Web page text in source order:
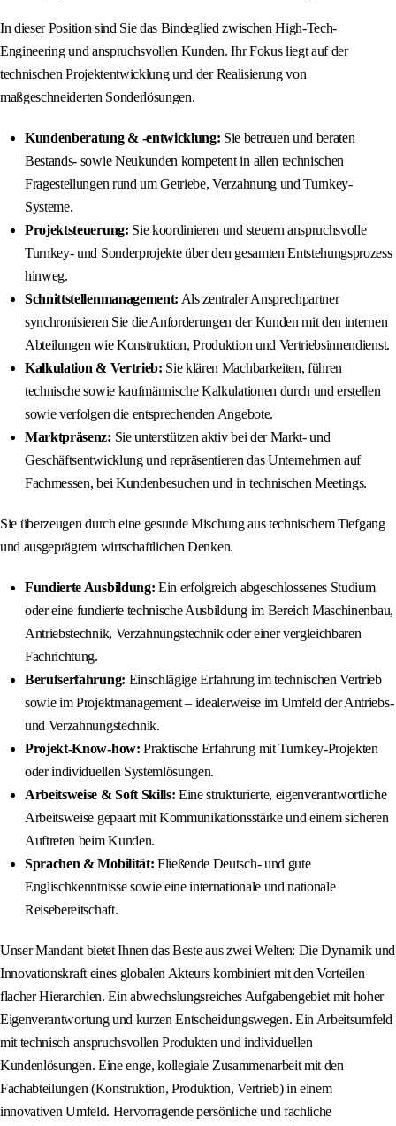
In dieser Position sind Sie das Bindeglied zwischen High-Tech-
Engineering und anspruchsvollen Kunden. Ihr Fokus liegt auf der
technischen Projektentwicklung und der Realisierung von
maßgeschneiderten Sonderlösungen.
Kundenberatung & -entwicklung: Sie betreuen und beraten
Bestands- sowie Neukunden kompetent in allen technischen
Fragestellungen rund um Getriebe, Verzahnung und Turnkey-
Systeme.
Projektsteuerung: Sie koordinieren und steuern anspruchsvolle
Turnkey- und Sonderprojekte über den gesamten Entstehungsprozess
hinweg.
Schnittstellenmanagement: Als zentraler Ansprechpartner
synchronisieren Sie die Anforderungen der Kunden mit den internen
Abteilungen wie Konstruktion, Produktion und Vertriebsinnendienst.
Kalkulation & Vertrieb: Sie klären Machbarkeiten, führen
technische sowie kaufmännische Kalkulationen durch und erstellen
sowie verfolgen die entsprechenden Angebote.
Marktpräsenz: Sie unterstützen aktiv bei der Markt- und
Geschäftsentwicklung und repräsentieren das Unternehmen auf
Fachmessen, bei Kundenbesuchen und in technischen Meetings.
Sie überzeugen durch eine gesunde Mischung aus technischem Tiefgang
und ausgeprägtem wirtschaftlichen Denken.
Fundierte Ausbildung: Ein erfolgreich abgeschlossenes Studium
oder eine fundierte technische Ausbildung im Bereich Maschinenbau,
Antriebstechnik, Verzahnungstechnik oder einer vergleichbaren
Fachrichtung.
Berufserfahrung: Einschlägige Erfahrung im technischen Vertrieb
sowie im Projektmanagement – idealerweise im Umfeld der Antriebs-
und Verzahnungstechnik.
Projekt-Know-how: Praktische Erfahrung mit Turnkey-Projekten
oder individuellen Systemlösungen.
Arbeitsweise & Soft Skills: Eine strukturierte, eigenverantwortliche
Arbeitsweise gepaart mit Kommunikationsstärke und einem sicheren
Auftreten beim Kunden.
Sprachen & Mobilität: Fließende Deutsch- und gute
Englischkenntnisse sowie eine internationale und nationale
Reisebereitschaft.
Unser Mandant bietet Ihnen das Beste aus zwei Welten: Die Dynamik und
Innovationskraft eines globalen Akteurs kombiniert mit den Vorteilen
flacher Hierarchien. Ein abwechslungsreiches Aufgabengebiet mit hoher
Eigenverantwortung und kurzen Entscheidungswegen. Ein Arbeitsumfeld
mit technisch anspruchsvollen Produkten und individuellen
Kundenlösungen. Eine enge, kollegiale Zusammenarbeit mit den
Fachabteilungen (Konstruktion, Produktion, Vertrieb) in einem
innovativen Umfeld. Hervorragende persönliche und fachliche